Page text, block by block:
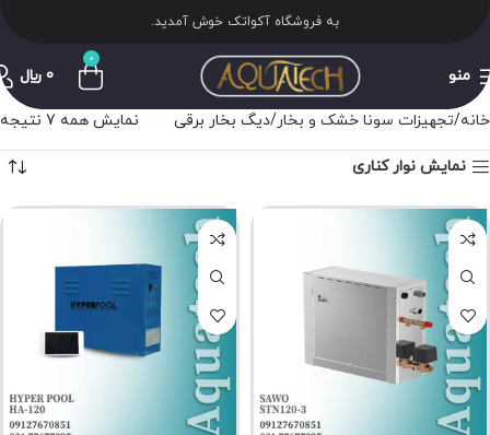
به فروشگاه آکواتک خوش آمدید.
منو
0
0 ﷼
خانه تجهیزات سونا خشک و بخار دیگ بخار برقی نمایش همه 7 نتیجه
نمایش نوار کناری